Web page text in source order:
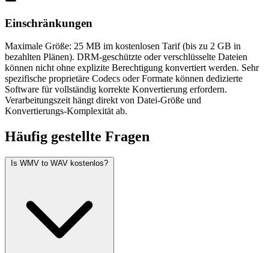
Einschränkungen
Maximale Größe: 25 MB im kostenlosen Tarif (bis zu 2 GB in
bezahlten Plänen). DRM-geschützte oder verschlüsselte Dateien
können nicht ohne explizite Berechtigung konvertiert werden. Sehr
spezifische proprietäre Codecs oder Formate können dedizierte
Software für vollständig korrekte Konvertierung erfordern.
Verarbeitungszeit hängt direkt von Datei-Größe und
Konvertierungs-Komplexität ab.
Häufig gestellte Fragen
Is WMV to WAV kostenlos?